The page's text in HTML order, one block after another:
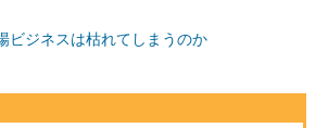
ビジネスは枯れてしまうのか